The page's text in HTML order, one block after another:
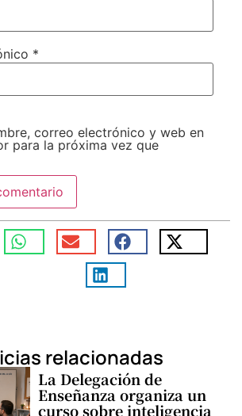
*
correo electrónico y web en
para la próxima vez que
relacionadas
La Delegación de
Enseñanza organiza un
curso sobre inteligencia